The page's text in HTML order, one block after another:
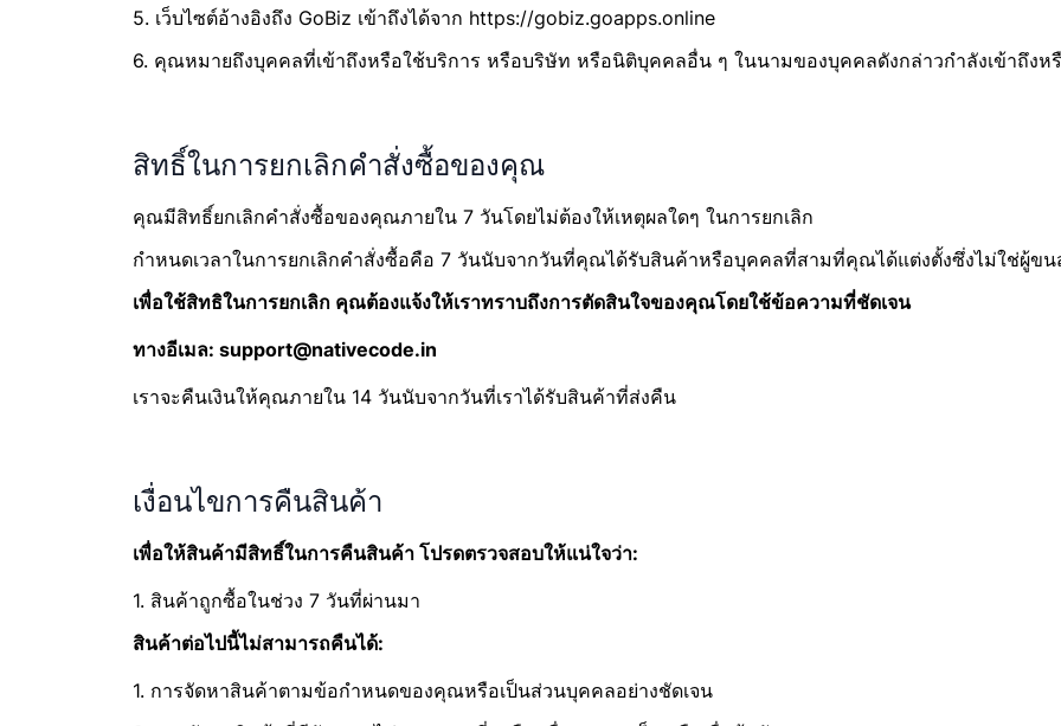
5. เว็บไซต์อ้างอิงถึง GoBiz เข้าถึงได้จาก https://gobiz.goapps.online
6. คุณหมายถึงบุคคลที่เข้าถึงหรือใช้บริการ หรือบริษัท หรือนิติบุคคลอื่น ๆ ในนามของบุคคลดังกล่าวกำลังเข้าถึงห
สิทธิ์ในการยกเลิกคำสั่งซื้อของคุณ
คุณมีสิทธิ์ยกเลิกคำสั่งซื้อของคุณภายใน 7 วันโดยไม่ต้องให้เหตุผลใดๆ ในการยกเลิก
กำหนดเวลาในการยกเลิกคำสั่งซื้อคือ 7 วันนับจากวันที่คุณได้รับสินค้าหรือบุคคลที่สามที่คุณได้แต่งตั้งซึ่งไม่ใช่ผู้ข
เพื่อใช้สิทธิในการยกเลิก คุณต้องแจ้งให้เราทราบถึงการตัดสินใจของคุณโดยใช้ข้อความที่ชัดเจน
ทางอีเมล: support@nativecode.in
เราจะคืนเงินให้คุณภายใน 14 วันนับจากวันที่เราได้รับสินค้าที่ส่งคืน
เงื่อนไขการคืนสินค้า
เพื่อให้สินค้ามีสิทธิ์ในการคืนสินค้า โปรดตรวจสอบให้แน่ใจว่า:
1. สินค้าถูกซื้อในช่วง 7 วันที่ผ่านมา
สินค้าต่อไปนี้ไม่สามารถคืนได้:
1. การจัดหาสินค้าตามข้อกำหนดของคุณหรือเป็นส่วนบุคคลอย่างชัดเจน